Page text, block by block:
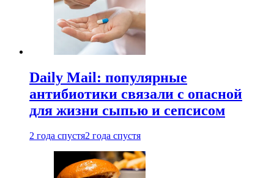
Daily Mail: популярные
антибиотики связали с опасной
для жизни сыпью и сепсисом
2 года спустя2 года спустя